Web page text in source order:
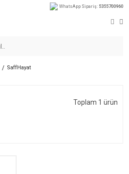
WhatsApp Sipariş: 5355700960
SaffHayat
Toplam 1 ürün